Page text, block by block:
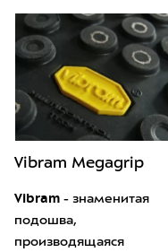
Vibram Megagrip
Vibram - знаменитая
подошва,
производящаяся